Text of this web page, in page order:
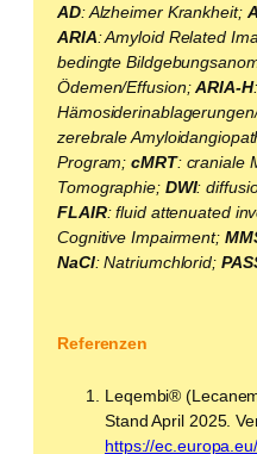
AD: Alzheimer Krankheit;
ARIA: Amyloid Related
bedingte
Ödemen/Effusion;ARIA-H
zerebrale
Program;cMRT: craniale
Tomographie; DWI:
FLAIR: fluid attenuated
Cognitive Impairment;
NaCl: Natriumchlorid;
Referenzen
Leqembi®
Stand April 2025.
https://